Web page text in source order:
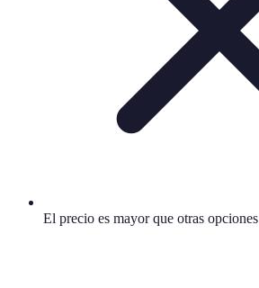
El precio es mayor que otras opciones